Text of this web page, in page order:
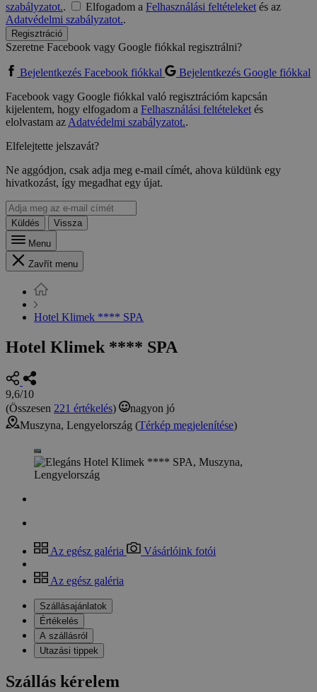
szabályzatot.. Elfogadom a Felhasználási feltételeketés az
Adatvédelmi szabályzatot..
Regisztráció
Szeretne Facebook vagy Google fiókkal regisztrálni?
Bejelentkezés Facebook fiókkal
Bejelentkezés Google fiókkal
Facebook vagy Google fiókkal való regisztrációm kapcsán
kijelentem, hogy elfogadom a Felhasználási feltételeketés
elolvastam azAdatvédelmi szabályzatot..
Elfelejtette jelszavát?
Ne aggódjon, csak adja meg e-mail címét, ahova küldünk egy
hivatkozást, így megadhat egy újat.
Küldés
Vissza
Menu
Zavřít menu
Hotel Klimek **** SPA
Hotel Klimek **** SPA
9,6/10
(Összesen 221 értékelés)
nagyon jó
Muszyna, Lengyelország (Térkép megjelenítése)
Az egész galéria Vásárlóink fotói
Az egész galéria
Szállásajánlatok
Értékelés
A szállásról
Utazási tippek
Szállás kérelem